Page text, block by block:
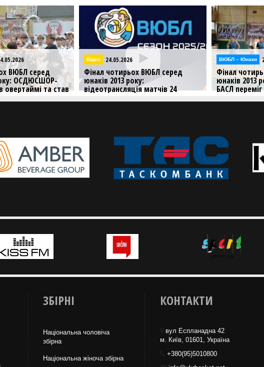
Відео 24.05.2026
Фінал чотирьох ВЮБЛ серед
юнаків 2013 року:
відеотрансляція матчів 24
23.05.2026
Фінал чотирьох ВЮБЛ серед
юнаків 2013 року: ОСДЮСШОР-
БАСЛ переміг вдруге
Попереду заключний ігровий день
ЗБІРНІ
Національна чоловіча
збірна
Національна жiноча збірна
КОНТАКТИ
вул Еспланадна 42
м. Київ, 01601, Україна
+380(95)5010800